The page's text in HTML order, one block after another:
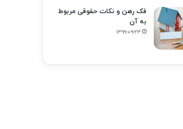
فک‌ رهن و نکات حقوقی مربوط
به آن
۱۳۹۹-۰۹-۲۳